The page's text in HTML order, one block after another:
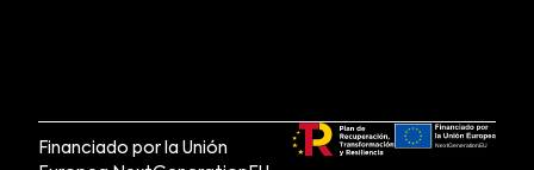
Financiado por la Unión